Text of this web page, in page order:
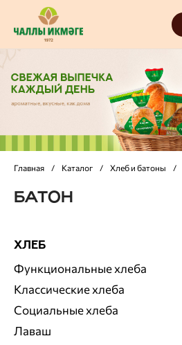
Главная / Каталог / Хлеб и батоны /
БАТОН
ХЛЕБ
Функциональные хлеба
Классические хлеба
Социальные хлеба
Лаваш